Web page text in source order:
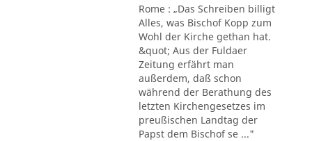
Rome : „Das Schreiben billigt
Alles, was Bischof Kopp zum
Wohl der Kirche gethan hat.
&quot; Aus der Fuldaer
Zeitung erfährt man
außerdem, daß schon
während der Berathung des
letzten Kirchengesetzes im
preußischen Landtag der
Papst dem Bischof se ..."